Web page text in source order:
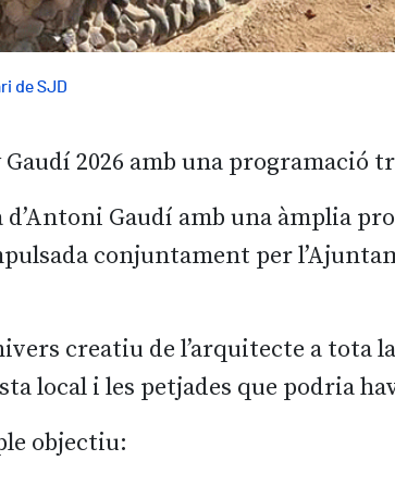
de SJD
Gaudí 2026 amb una
d’Antoni Gaudí amb una àmplia
conjuntament per
creatiu de l’arquitecte a tota
local i les petjades que podria
objectiu: